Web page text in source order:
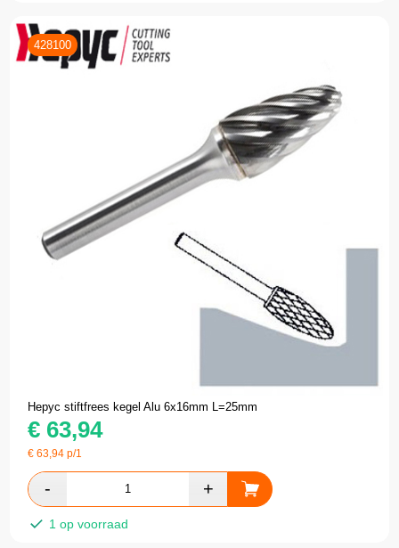
428100
Hepyc stiftfrees kegel Alu 6x16mm L=25mm
€ 63,94
€63,94 p/1
1 op voorraad